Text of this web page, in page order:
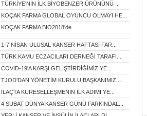
TÜRKİYE'NİN İLK BİYOBENZER ÜRÜNÜNÜ ...
KOÇAK FARMA GLOBAL OYUNCU OLMAYI HE...
KOÇAK FARMA BIO2018'de
1-7 NİSAN ULUSAL KANSER HAFTASI FAR...
TÜRK KAMU ECZACILARI DERNEĞİ TARAFI...
COVID-19'A KARŞI GELİŞTİRDİĞİMİZ YE...
TJOD’DAN YÖNETİM KURULU BAŞKANIMIZ ...
İLAÇTA KÜRESELLEŞMENİN İLK ADIMI YE...
4 ŞUBAT DÜNYA KANSER GÜNÜ FARKINDAL...